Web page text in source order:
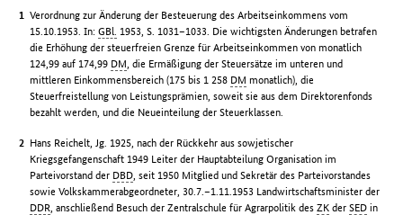
Verordnung zur Änderung der Besteuerung des Arbeitseinkommens vom
15.10.1953. In:GBl. 1953, S. 1031–1033. Die wichtigsten Änderungen betrafen
die Erhöhung der steuerfreien Grenze für Arbeitseinkommen von monatlich
124,99 auf 174,99 DM , die Ermäßigung der Steuersätze im unteren und
mittleren Einkommensbereich (175 bis 1 258 DM monatlich), die
Steuerfreistellung von Leistungsprämien, soweit sie aus dem Direktorenfonds
bezahlt werden, und die Neueinteilung der Steuerklassen.
Hans Reichelt, Jg. 1925, nach der Rückkehr aus sowjetischer
Kriegsgefangenschaft 1949 Leiter der Hauptabteilung Organisation im
Parteivorstand der DBD , seit 1950 Mitglied und Sekretär des Parteivorstandes
sowie Volkskammerabgeordneter, 30.7.–1.11.1953 Landwirtschaftsminister der
DDR , anschließend Besuch der Zentralschule für Agrarpolitik desZK derSED in